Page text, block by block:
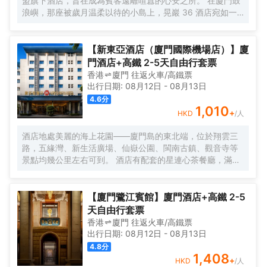
浪嶼，那座被歲月温柔以待的小島上，晃巖 36 酒店宛如一
磚石間縈繞。自廈門搭乘渡輪，仿若穿越一片波光粼粼的詩
海，便能抵達這片與繁忙及快節奏隔絕的靜謐天堂。 踏入晃
巖36，復古留聲機裏傳出的悠揚旋律，似是時光的淺吟低
唱，伴你開啟這一場優雅之旅。閩南彩色玻璃窗與南洋風情
花紋瓷磚錯落交織，仿若一幅色彩斑斕而又富有異域風情的
畫卷，目光所及之處，皆是細膩的藝術筆觸。每間卧室皆似
陽光的寵兒，寬敞露台仿若空中花園，精心雕琢的細節之處
盡顯匠心。精心挑選的洗護產品與南方酒店少有的臻品烘衣
倉，以貼心的呵護，讓每一個清晨的準備都成為一種愉悅的
儀式。靜謐的夜晚，在戶外浴缸中舒展身心，拱形窗戶宛如
精緻畫框，框住那城市的迷人景緻，亦框住這片刻的寧靜與
間，悠然品茗，讓那一抹茶香與自然的氣息相融相契。在那
寧靜的庭院裏，新中式茶韻裊裊，創意咖啡香氣氤氲，時光
彷彿在此刻停駐，讓人沉醉不知歸路。「日光餐廳」裏，中
西合璧的融合美食宛如一場舌尖上的文化盛宴。「音樂會客
廳」內，鋼琴伴奏下的威士忌之夜，又似一場靈魂與音符、
美酒的繾綣私語。
【新東亞酒店（廈門國際機場店）】廈
門酒店+高鐵 2-5天自由行套票
香港 廈門 往返火車/高鐵票
出行日期: 08月12日 - 08月13日
4.6分
HKD 1,010+/人
酒店地處美麗的海上花園——廈門島的東北端，位於翔雲三
路，五緣灣、新生活廣場、仙嶽公園、閩南古鎮、觀音寺等
景點均幾公里左右可到。 酒店有配套的星連心茶餐廳，滿足
客一換，網絡讓你與外界溝通不中斷。酒店為住客提供免費
接送機服務（詳情諮詢門店）。
【廈門鷺江賓館】廈門酒店+高鐵 2-5
天自由行套票
香港 廈門 往返火車/高鐵票
出行日期: 08月12日 - 08月13日
4.8分
HKD 1,408+/人